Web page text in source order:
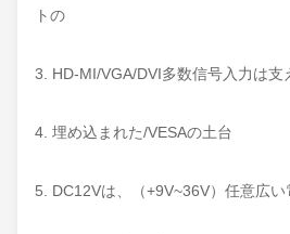
トの
3. HD-MI/VGA/DVI多数信号入力は支
4. 埋め込まれた/VESAの土台
5. DC12Vは、（+9V~36V）任意広い